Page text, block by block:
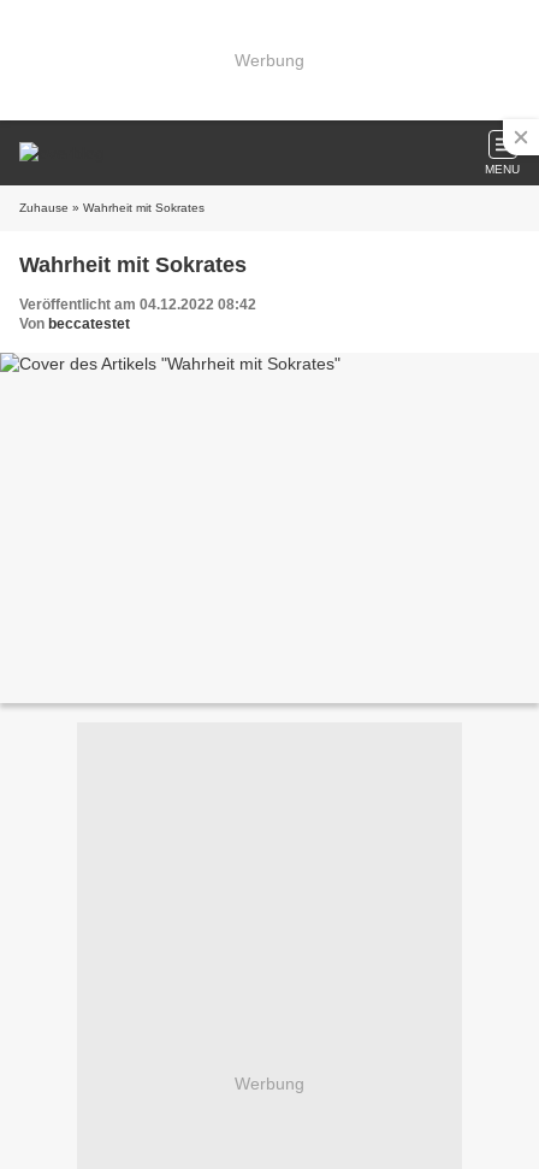
Werbung
MENU
Zuhause » Wahrheit mit Sokrates
Wahrheit mit Sokrates
Veröffentlicht am 04.12.2022 08:42
Von beccatestet
Werbung